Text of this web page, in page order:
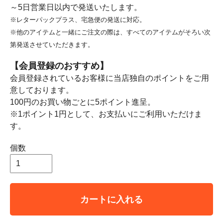
～5日営業日以内で発送いたします。
※レターパックプラス、宅急便の発送に対応。
※他のアイテムと一緒にご注文の際は、すべてのアイテムがそろい次
第発送させていただきます。
【会員登録のおすすめ】
会員登録されているお客様に当店独自のポイントをご用
意しております。
100円のお買い物ごとに5ポイント進呈。
※1ポイント1円として、お支払いにご利用いただけま
す。
個数
カートに入れる